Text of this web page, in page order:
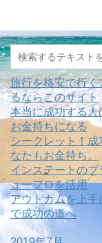
旅行を格安で行
るならこのサイト
本当に成功する
お金持ちになる
シークレット！
なたもお金持ち。
インステートの
ュープロを活用
アウトカムを上手
で成功の道へ